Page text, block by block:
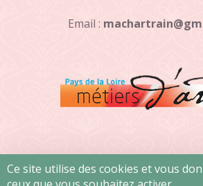
Email : machartrain@gm
Ce site utilise des cookies et vous